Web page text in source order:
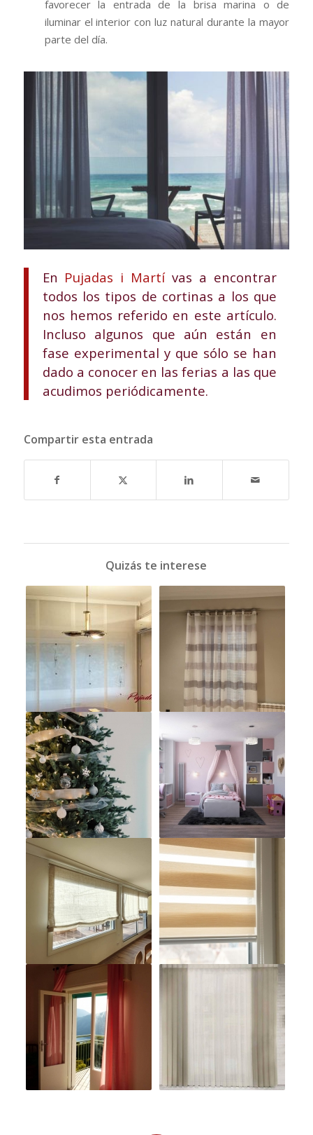
favorecer la entrada de la brisa marina o de
iluminar el interior con luz natural durante la mayor
parte del día.
En Pujadas i Martívas a encontrar
todos los tipos de cortinas a los que
nos hemos referido en este artículo.
Incluso algunos que aún están en
fase experimental y que sólo se han
dado a conocer en las ferias a las que
acudimos periódicamente.
Compartir esta entrada
Quizás te interese